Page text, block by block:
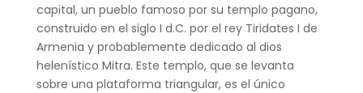
capital, un pueblo famoso por su templo pagano,
construido en el siglo I d.C. por el rey Tiridates I de
Armenia y probablemente dedicado al dios
helenístico Mitra. Este templo, que se levanta
sobre una plataforma triangular, es el único